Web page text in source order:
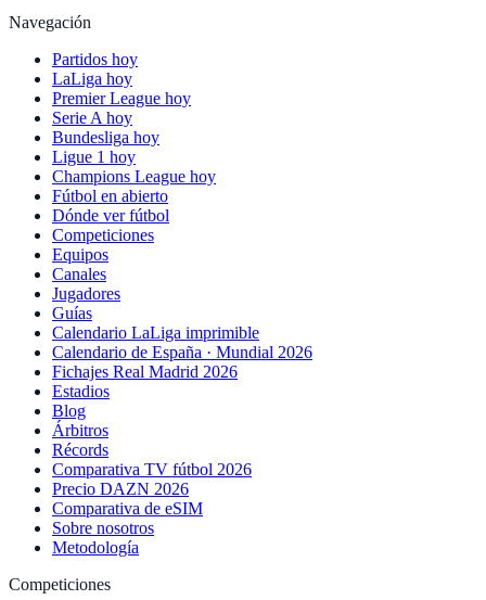
Navegación
Partidos hoy
LaLiga hoy
Premier League hoy
Serie A hoy
Bundesliga hoy
Ligue 1 hoy
Champions League hoy
Fútbol en abierto
Dónde ver fútbol
Competiciones
Equipos
Canales
Jugadores
Guías
Calendario LaLiga imprimible
Calendario de España · Mundial 2026
Fichajes Real Madrid 2026
Estadios
Blog
Árbitros
Récords
Comparativa TV fútbol 2026
Precio DAZN 2026
Comparativa de eSIM
Sobre nosotros
Metodología
Competiciones